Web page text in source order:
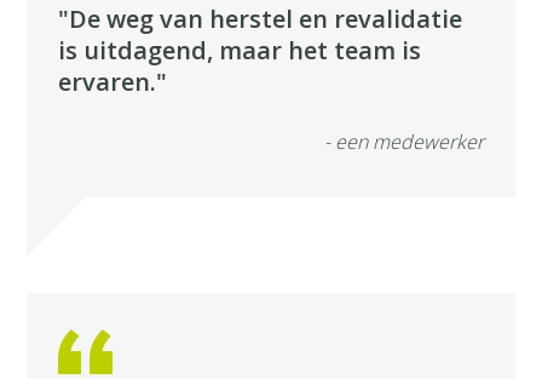
"De weg van herstel en revalidatie
is uitdagend, maar het team is
ervaren."
- een medewerker